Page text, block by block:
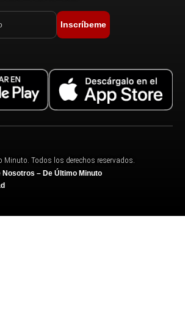
Inscríbeme
Minuto. Todos los derechos reservados.
Nosotros – De Último Minuto